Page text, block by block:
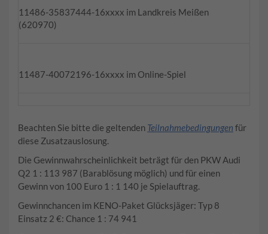
11486-35837444-16xxxx im Landkreis Meißen
(620970)
11487-40072196-16xxxx im Online-Spiel
Beachten Sie bitte die geltenden Teilnahmebedingungen für
diese Zusatzauslosung.
Die Gewinnwahrscheinlichkeit beträgt für den PKW Audi
Q2 1 : 113 987 (Barablösung möglich) und für einen
Gewinn von 100 Euro 1 : 1 140 je Spielauftrag.
Gewinnchancen im KENO-Paket Glücksjäger: Typ 8
Einsatz 2 €: Chance 1 : 74 941